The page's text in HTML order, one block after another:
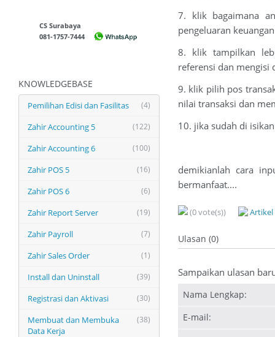
CS Surabaya
081-1757-7444
KNOWLEDGEBASE
(4)
Pemilihan Edisi dan Fasilitas
(122)
Zahir Accounting 5
(100)
Zahir Accounting 6
(16)
Zahir POS 5
(6)
Zahir POS 6
(19)
Zahir Report Server
(7)
Zahir Payroll
(1)
Zahir Sales Order
(39)
Install dan Uninstall
(30)
Registrasi dan Aktivasi
(38)
Membuat dan Membuka
Data Kerja
7. klik bagaimana
pengeluaran
8. klik tampilkan
referensi dan mengisi
9. klik pilih pos
nilai transaksi dan
10. jika sudah di
demikianlah cara
bermanfaat....
(0 vote(s))
Ulasan (0)
Sampaikan ulasan
Nama Lengkap:
E-mail: